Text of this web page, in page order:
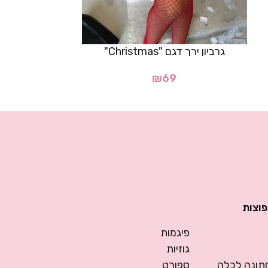
גרביון ירך דגם "Christmas"
₪69
לכלה
פיגמות
גוזיות
ספורט